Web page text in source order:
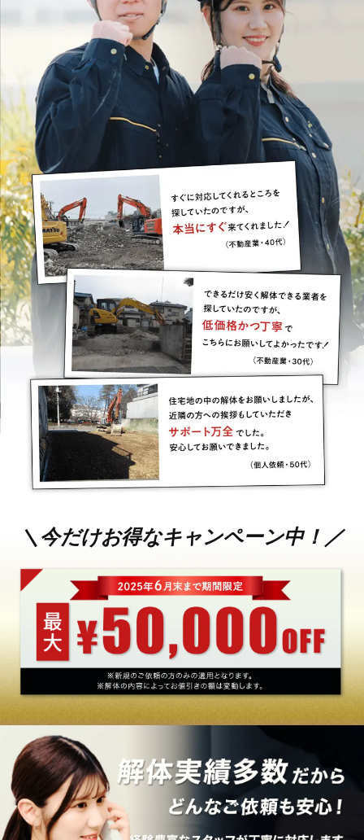
＼今だけお得なキャンペーン中！／